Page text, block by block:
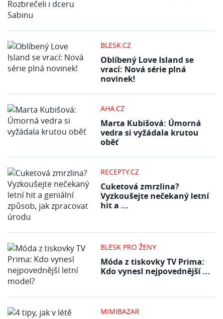
BLESK.CZ
Oblíbený Love Island se
vrací: Nová série plná
novinek!
AHA.CZ
Marta Kubišová: Úmorná
vedra si vyžádala krutou
oběť
RECEPTY.CZ
Cuketová zmrzlina?
Vyzkoušejte nečekaný letní
hit a ...
BLESK PRO ŽENY
Móda z tiskovky TV Prima:
Kdo vynesl nejpovednější ...
MIMIBAZAR